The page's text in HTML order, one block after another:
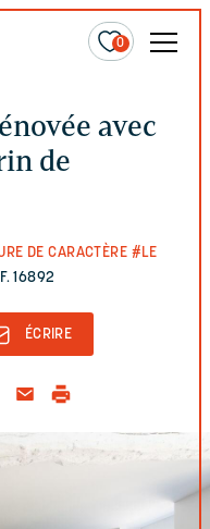
0
avec
de
DE CARACTÈRE #LE
16892
ÉCRIRE